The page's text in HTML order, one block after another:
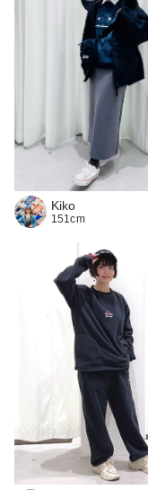
Kiko
151cm